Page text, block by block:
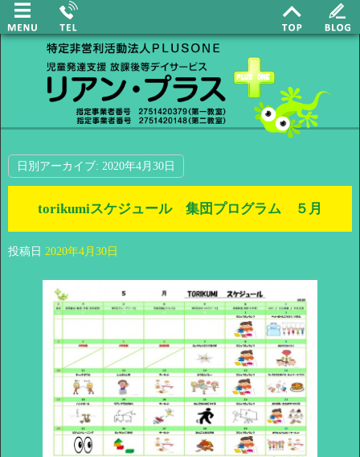
日別アーカイブ: 2020年4月30日
torikumiスケジュール 集団プログラム ５月
投稿日 2020年4月30日